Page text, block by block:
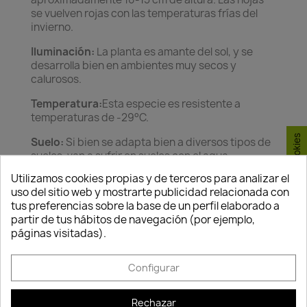
se vuelven rojas con las temperaturas frías del
invierno.
Iluminación: La planta es amante del sol, y se
desarrolla bien en ambientes muy secos y
calurosos.
Temperatura:Esta especie es resistente a
temperaturas de -29°C.
Suelo: Si bien se adapta bien a diversos tipos de
suelos, van a sufrir en suelos con el agua
drenados, o incluso el terreno rocoso.
Política de
Política de
entrega
Política de
Utilizamos cookies propias y de terceros para analizar el
uso del sitio web y mostrarte publicidad relacionada con
tus preferencias sobre la base de un perfil elaborado a
partir de tus hábitos de navegación (por ejemplo,
páginas visitadas).
Configurar
Rechazar
Consentimiento de cookies